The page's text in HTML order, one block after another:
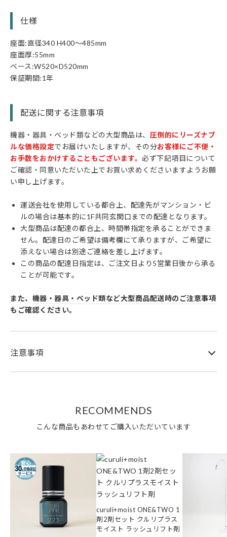
仕様
座面:直径340 H400〜485mm
座面厚:55mm
ベース:W520×D520mm
保証期間:1年
配送に関する注意事項
機器・器具・ベッド類などの大型商品は、 圧倒的にリーズナブ
ルな価格設定でお届けいたしますが、その分お客様にご不便・
お手数をおかけすることもございます。 必ず下記項目について
ご確認・同意いただいた上でお買い求めくださいますようお願
い申し上げます。
運送会社を使用している都合上、配達先がマンション・ビ
ルの場合は基本的に1F共同玄関口までの配達となります。
大型商品は配達の都合上、時間帯指定を承ることができま
せん。配達日のご希望は備考欄にて承りますが、ご希望に
添えない場合は別途ご連絡を差し上げます。
この商品の配達日指定は、ご注文日より5営業日後から承る
ことが可能です。
また、 機器・器具・ベッド類など大型商品配送時のご注意事項
もご確認ください。
注意事項
RECOMMENDS
こんな商品もあわせてご購入いただいています
curuli+moist ONE&TWO 1
剤2剤セット クルリプラス
モイスト ラッシュリフト剤